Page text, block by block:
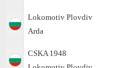
Lokomotiv Plovdiv
Arda
CSKA 1948